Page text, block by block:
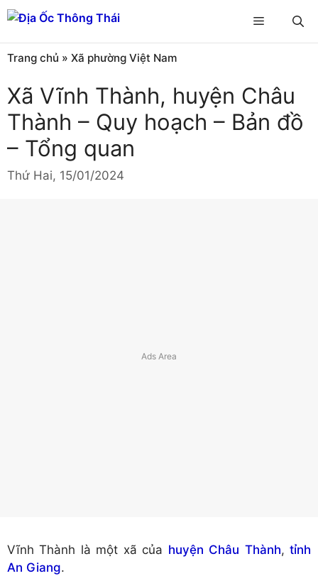
Chuyển
đến
nội
dung
Menu
Trang chủ » Xã phường Việt Nam
Xã Vĩnh Thành, huyện Châu
Thành – Quy hoạch – Bản đồ
– Tổng quan
Thứ Hai, 15/01/2024
Vĩnh Thành là một xã của huyện Châu Thành,tỉnh
An Giang.